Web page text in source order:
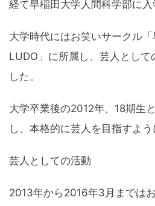
経て早稲田大学人間科学部に入
大学時代にはお笑いサークル
LUDO」に所属し、芸人として
した。
大学卒業後の2012年、18期生
し、本格的に芸人を目指すよう
芸人としての活動
2013年から2016年3月までは